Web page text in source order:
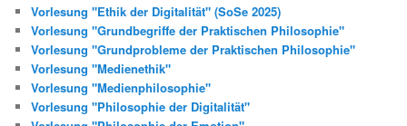
Vorlesung "Ethik der Digitalität" (SoSe 2025)
Vorlesung "Grundbegriffe der Praktischen Philosophie"
Vorlesung "Grundprobleme der Praktischen Philosophie"
Vorlesung "Medienethik"
Vorlesung "Medienphilosophie"
Vorlesung "Philosophie der Digitalität"